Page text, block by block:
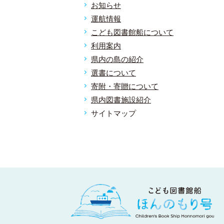
お知らせ
運航情報
こども図書館船について
利用案内
県内の島の紹介
選書について
寄附・寄贈について
県内図書施設紹介
サイトマップ